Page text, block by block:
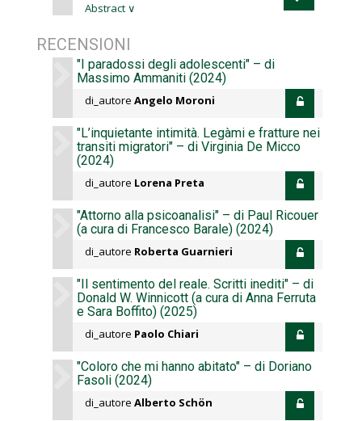
Abstract ∨
RECENSIONI
"I paradossi degli adolescenti" – di
Massimo Ammaniti (2024)
di_autore Angelo Moroni
"L’inquietante intimità. Legàmi e fratture nei
transiti migratori" – di Virginia De Micco
(2024)
di_autore Lorena Preta
"Attorno alla psicoanalisi" – di Paul Ricouer
(a cura di Francesco Barale) (2024)
di_autore Roberta Guarnieri
"Il sentimento del reale. Scritti inediti" – di
Donald W. Winnicott (a cura di Anna Ferruta
e Sara Boffito) (2025)
di_autore Paolo Chiari
"Coloro che mi hanno abitato" – di Doriano
Fasoli (2024)
di_autore Alberto Schön